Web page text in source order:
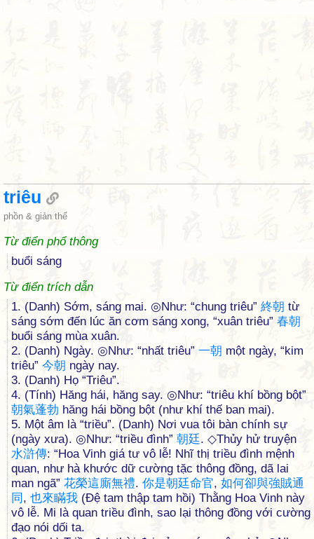
triêu
phồn & giản thể
Từ điển phổ thông
buổi sáng
Từ điển trích dẫn
1. (Danh) Sớm, sáng mai. ◎Như: “chung triêu” 終朝 từ
sáng sớm đến lúc ăn cơm sáng xong, “xuân triêu” 春朝
buổi sáng mùa xuân.
2. (Danh) Ngày. ◎Như: “nhất triêu” 一朝 một ngày, “kim
triêu” 今朝 ngày nay.
3. (Danh) Họ “Triêu”.
4. (Tính) Hăng hái, hăng say. ◎Như: “triêu khí bồng bột”
朝氣蓬勃 hăng hái bồng bột (như khí thế ban mai).
5. Một âm là “triều”. (Danh) Nơi vua tôi bàn chính sự
(ngày xưa). ◎Như: “triều đình” 朝廷. ◇Thủy hử truyện
水滸傳: “Hoa Vinh giá tư vô lễ! Nhĩ thị triều đình mệnh
quan, như hà khước dữ cường tặc thông đồng, dã lai
man ngã” 花榮這廝無禮. 你是朝廷命官, 如何卻與強賊通
同 , 也來瞞我 (Đệ tam thập tam hồi) Thằng Hoa Vinh này
vô lễ. Mi là quan triều đình, sao lại thông đồng với cường
đạo nói dối ta.